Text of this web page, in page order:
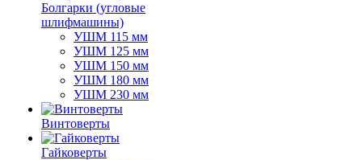
Болгарки (угловые
шлифмашины)
УШМ 115 мм
УШМ 125 мм
УШМ 150 мм
УШМ 180 мм
УШМ 230 мм
Винтоверты
Гайковерты